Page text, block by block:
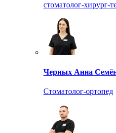
стоматолог-хирург-
Черных Анна
Стоматолог-ортопед